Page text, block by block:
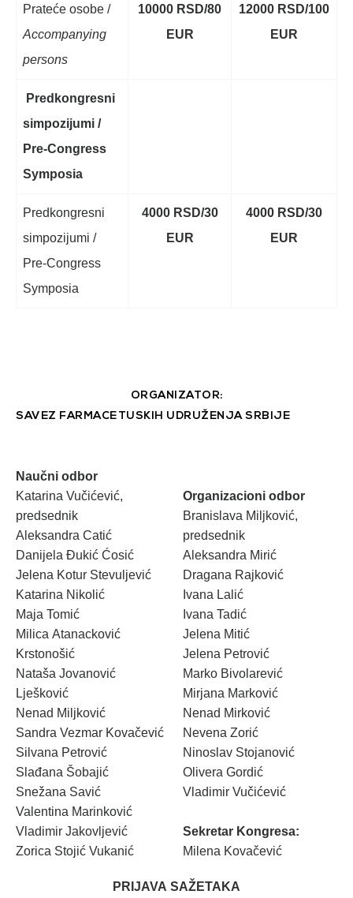
Prateće osobe /
Accompanying
persons
10000 RSD/80
EUR
12000 RSD/100
EUR
Predkongresni
simpozijumi /
Pre-Congress
Symposia
Predkongresni
simpozijumi /
Pre-Congress
Symposia
4000 RSD/30
EUR
4000 RSD/30
EUR
ORGANIZATOR:
SAVEZ FARMACETUSKIH UDRUŽENJA SRBIJE
Naučni odbor
Katarina Vučićević,
predsednik
Aleksandra Catić
Danijela Đukić Ćosić
Jelena Kotur Stevuljević
Katarina Nikolić
Maja Tomić
Milica Atanacković
Krstonošić
Nataša Jovanović
Lješković
Nenad Miljković
Sandra Vezmar Kovačević
Silvana Petrović
Slađana Šobajić
Snežana Savić
Valentina Marinković
Vladimir Jakovljević
Zorica Stojić Vukanić
Organizacioni odbor
Branislava Miljković,
predsednik
Aleksandra Mirić
Dragana Rajković
Ivana Lalić
Ivana Tadić
Jelena Mitić
Jelena Petrović
Marko Bivolarević
Mirjana Marković
Nenad Mirković
Nevena Zorić
Ninoslav Stojanović
Olivera Gordić
Vladimir Vučićević
Sekretar Kongresa:
Milena Kovačević
PRIJAVA SAŽETAKA